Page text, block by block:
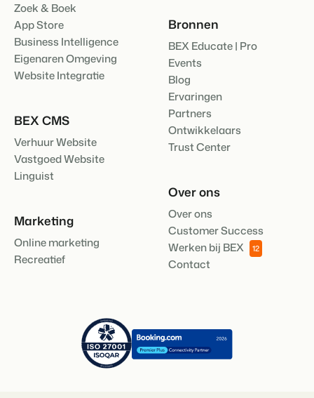
Zoek & Boek
App Store
Business Intelligence
Eigenaren Omgeving
Website Integratie
BEX CMS
Verhuur Website
Vastgoed Website
Linguist
Marketing
Online marketing
Recreatief
Bronnen
BEX Educate | Pro
Events
Blog
Ervaringen
Partners
Ontwikkelaars
Trust Center
Over ons
Over ons
Customer Success
Werken bij BEX
12
Contact